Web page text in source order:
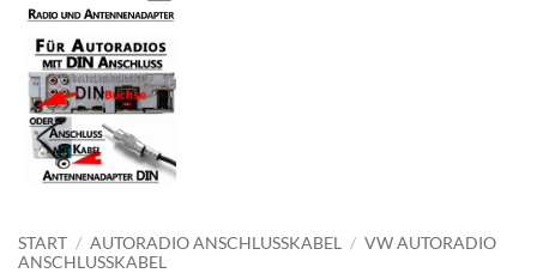
START / AUTORADIO ANSCHLUSSKABEL / VW AUTORADIO
ANSCHLUSSKABEL